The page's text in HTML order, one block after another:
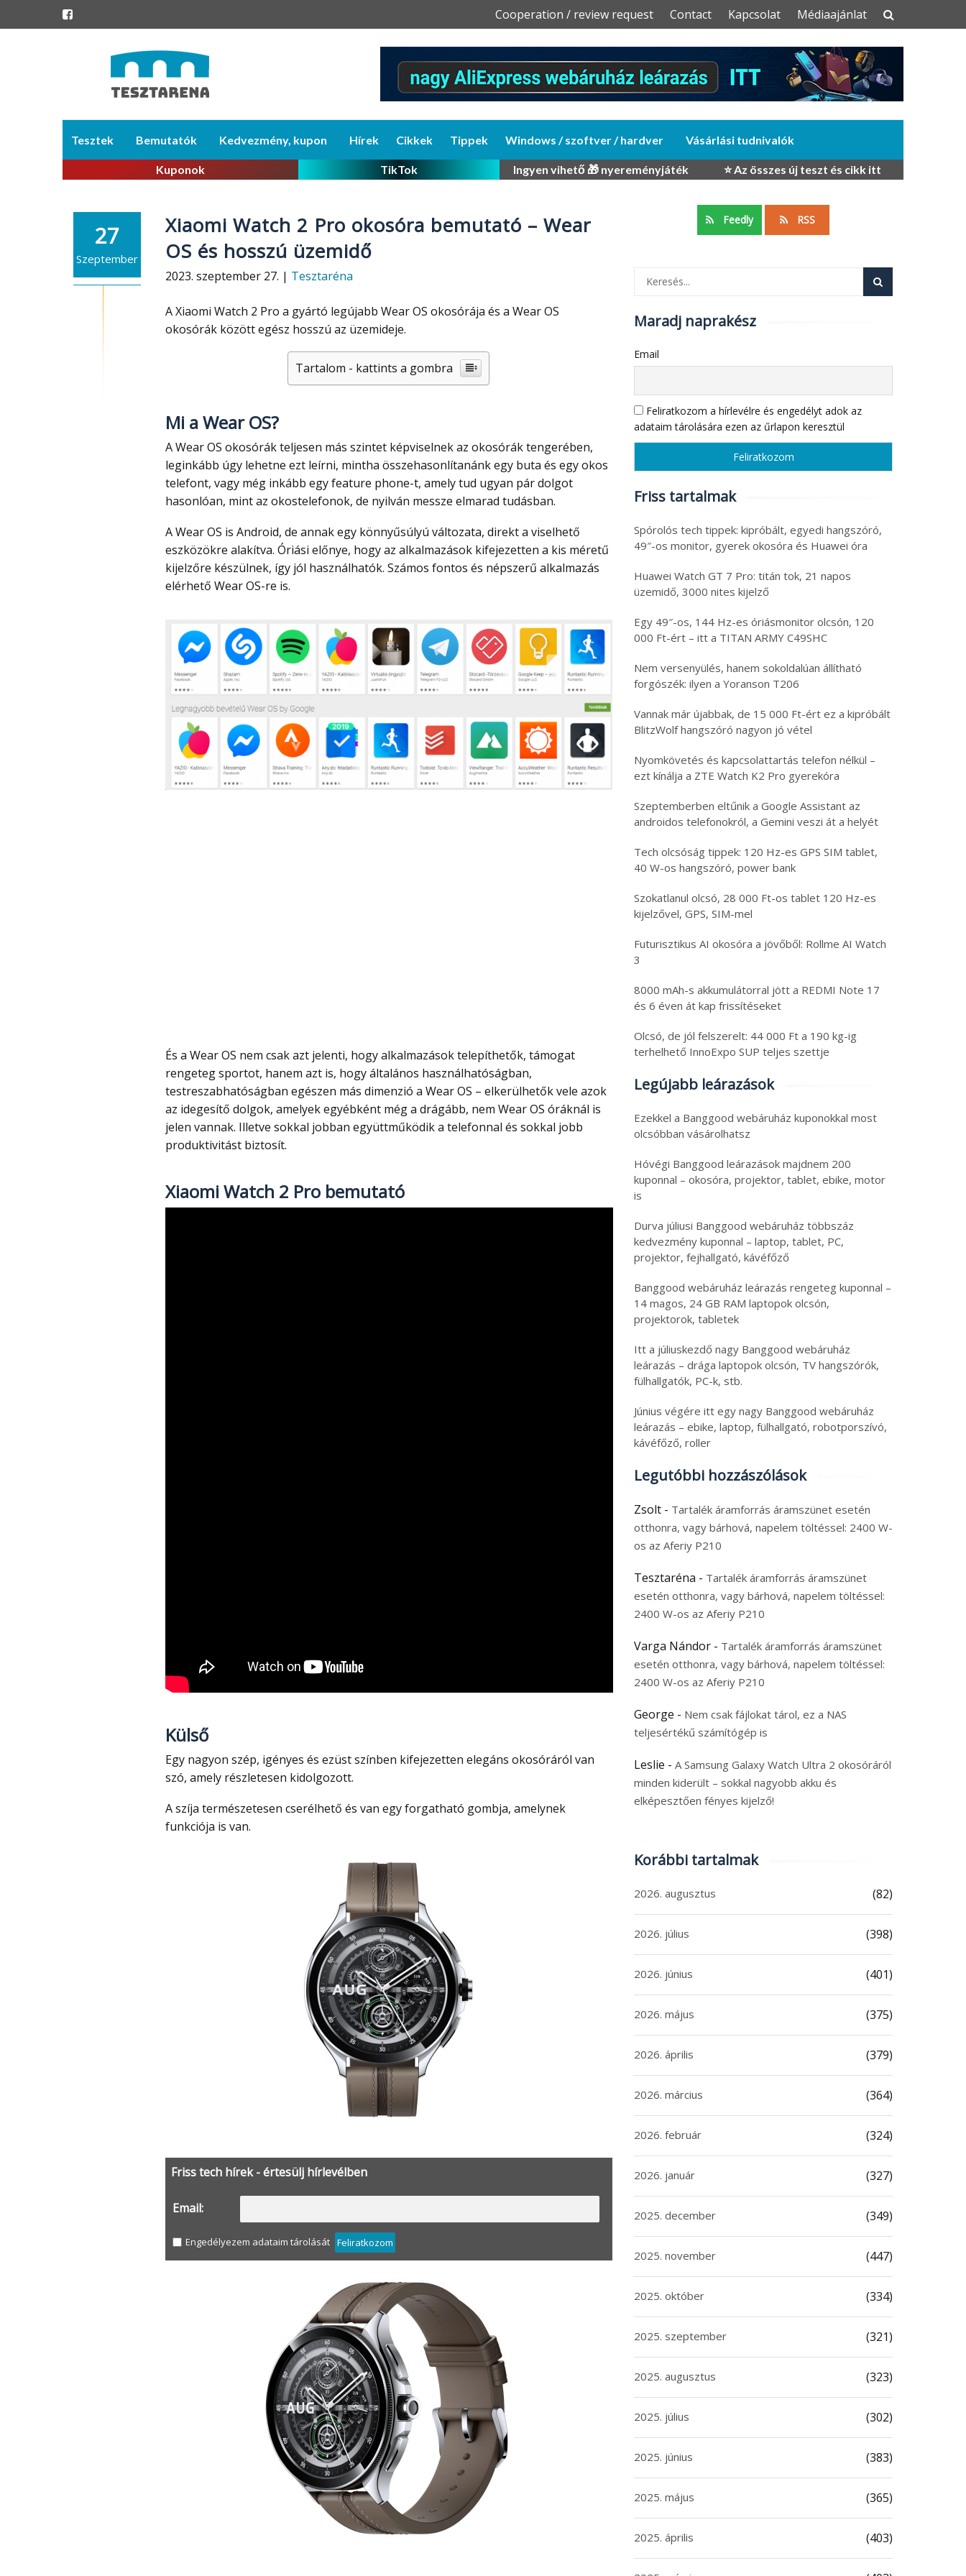
Skip
Cooperation / review request Contact Kapcsolat Médiaajánlat
content
Tesztek Bemutatók Kedvezmény, kupon Hírek Cikkek Tippek Windows / szoftver / hardver Vásárlási tudnivalók
Kuponok TikTok Ingyen vihető 🎁 nyereményjáték ⭐ Az összes új teszt és cikk itt
27
Szeptember
Xiaomi Watch 2 Pro okosóra bemutató – Wear
OS és hosszú üzemidő
2023. szeptember 27. | Tesztaréna
A Xiaomi Watch 2 Pro a gyártó legújabb Wear OS okosórája és a Wear OS
okosórák között egész hosszú az üzemideje.
Tartalom - kattints a gombra
Mi a Wear OS?
A Wear OS okosórák teljesen más szintet képviselnek az okosórák tengerében,
leginkább úgy lehetne ezt leírni, mintha összehasonlítanánk egy buta és egy okos
telefont, vagy még inkább egy feature phone-t, amely tud ugyan pár dolgot
hasonlóan, mint az okostelefonok, de nyilván messze elmarad tudásban.
A Wear OS is Android, de annak egy könnyűsúlyú változata, direkt a viselhető
eszközökre alakítva. Óriási előnye, hogy az alkalmazások kifejezetten a kis méretű
kijelzőre készülnek, így jól használhatók. Számos fontos és népszerű alkalmazás
elérhető Wear OS-re is.
És a Wear OS nem csak azt jelenti, hogy alkalmazások telepíthetők, támogat
rengeteg sportot, hanem azt is, hogy általános használhatóságban,
testreszabhatóságban egészen más dimenzió a Wear OS – elkerülhetők vele azok
az idegesítő dolgok, amelyek egyébként még a drágább, nem Wear OS óráknál is
jelen vannak. Illetve sokkal jobban együttműködik a telefonnal és sokkal jobb
produktivitást biztosít.
Xiaomi Watch 2 Pro bemutató
Külső
Egy nagyon szép, igényes és ezüst színben kifejezetten elegáns okosóráról van
szó, amely részletesen kidolgozott.
A szíja természetesen cserélhető és van egy forgatható gombja, amelynek
funkciója is van.
Friss tech hírek - értesülj hírlevélben
Email:
Engedélyezem adataim tárolását Feliratkozom
Feedly RSS
Maradj naprakész
Email
Feliratkozom a hírlevélre és engedélyt adok az
adataim tárolására ezen az űrlapon keresztül
Friss tartalmak
Spórolós tech tippek: kipróbált, egyedi hangszóró,
49″-os monitor, gyerek okosóra és Huawei óra
Huawei Watch GT 7 Pro: titán tok, 21 napos
üzemidő, 3000 nites kijelző
Egy 49″-os, 144 Hz-es óriásmonitor olcsón, 120
000 Ft-ért – itt a TITAN ARMY C49SHC
Nem versenyülés, hanem sokoldalúan állítható
forgószék: ilyen a Yoranson T206
Vannak már újabbak, de 15 000 Ft-ért ez a kipróbált
BlitzWolf hangszóró nagyon jó vétel
Nyomkövetés és kapcsolattartás telefon nélkül –
ezt kínálja a ZTE Watch K2 Pro gyerekóra
Szeptemberben eltűnik a Google Assistant az
androidos telefonokról, a Gemini veszi át a helyét
Tech olcsóság tippek: 120 Hz-es GPS SIM tablet,
40 W-os hangszóró, power bank
Szokatlanul olcsó, 28 000 Ft-os tablet 120 Hz-es
kijelzővel, GPS, SIM-mel
Futurisztikus AI okosóra a jövőből: Rollme AI Watch
3
8000 mAh-s akkumulátorral jött a REDMI Note 17
és 6 éven át kap frissítéseket
Olcsó, de jól felszerelt: 44 000 Ft a 190 kg-ig
terhelhető InnoExpo SUP teljes szettje
Legújabb leárazások
Ezekkel a Banggood webáruház kuponokkal most
olcsóbban vásárolhatsz
Hóvégi Banggood leárazások majdnem 200
kuponnal – okosóra, projektor, tablet, ebike, motor
is
Durva júliusi Banggood webáruház többszáz
kedvezmény kuponnal – laptop, tablet, PC,
projektor, fejhallgató, kávéfőző
Banggood webáruház leárazás rengeteg kuponnal –
14 magos, 24 GB RAM laptopok olcsón,
projektorok, tabletek
Itt a júliuskezdő nagy Banggood webáruház
leárazás – drága laptopok olcsón, TV hangszórók,
fülhallgatók, PC-k, stb.
Június végére itt egy nagy Banggood webáruház
leárazás – ebike, laptop, fülhallgató, robotporszívó,
kávéfőző, roller
Legutóbbi hozzászólások
Zsolt - Tartalék áramforrás áramszünet esetén
otthonra, vagy bárhová, napelem töltéssel: 2400 W-
os az Aferiy P210
Tesztaréna - Tartalék áramforrás áramszünet
esetén otthonra, vagy bárhová, napelem töltéssel:
2400 W-os az Aferiy P210
Varga Nándor - Tartalék áramforrás áramszünet
esetén otthonra, vagy bárhová, napelem töltéssel:
2400 W-os az Aferiy P210
George - Nem csak fájlokat tárol, ez a NAS
teljesértékű számítógép is
Leslie - A Samsung Galaxy Watch Ultra 2 okosóráról
minden kiderült – sokkal nagyobb akku és
elképesztően fényes kijelző!
Korábbi tartalmak
2026. augusztus (82)
2026. július (398)
2026. június (401)
2026. május (375)
2026. április (379)
2026. március (364)
2026. február (324)
2026. január (327)
2025. december (349)
2025. november (447)
2025. október (334)
2025. szeptember (321)
2025. augusztus (323)
2025. július (302)
2025. június (383)
2025. május (365)
2025. április (403)